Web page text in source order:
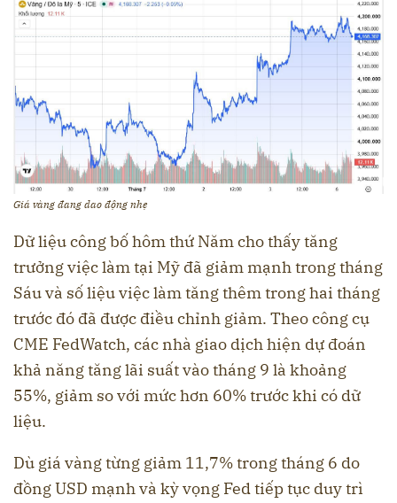
Giá vàng đang dao động nhẹ
Dữ liệu công bố hôm thứ Năm cho thấy tăng
trưởng việc làm tại Mỹ đã giảm mạnh trong tháng
Sáu và số liệu việc làm tăng thêm trong hai tháng
trước đó đã được điều chỉnh giảm. Theo công cụ
CME FedWatch, các nhà giao dịch hiện dự đoán
khả năng tăng lãi suất vào tháng 9 là khoảng
55%, giảm so với mức hơn 60% trước khi có dữ
liệu.
Dù giá vàng từng giảm 11,7% trong tháng 6 do
đồng USD mạnh và kỳ vọng Fed tiếp tục duy trì